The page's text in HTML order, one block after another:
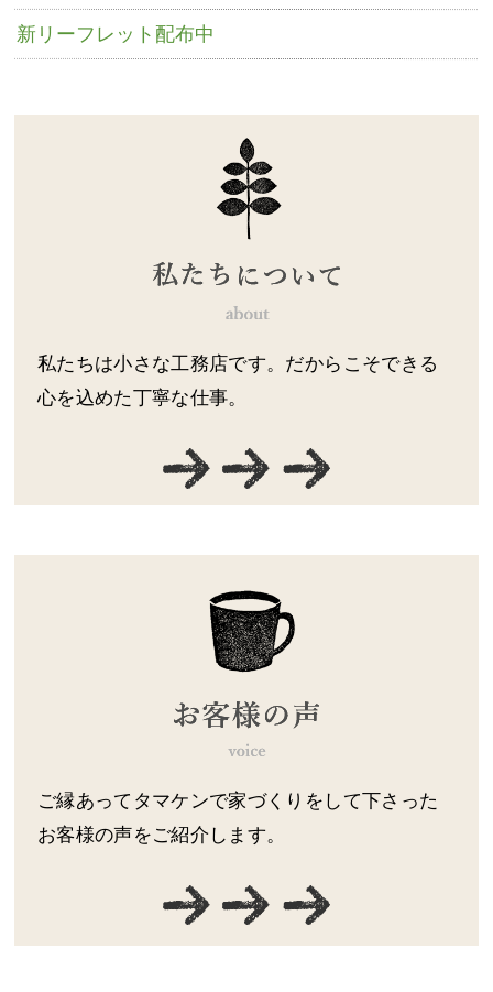
新リーフレット配布中
私たちは小さな工務店です。だからこそできる
心を込めた丁寧な仕事。
ご縁あってタマケンで家づくりをして下さった
お客様の声をご紹介します。